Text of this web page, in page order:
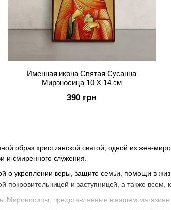
образ христианской святой, одной из жен-
и смиренного служения.
о укреплении веры, защите семьи, помощи в
покровительницей и заступницей, а также
Мироносицы, представленные в нашем магазине
Именная икона Святая Сусанна
Мироносица 10 Х 14 см
390 грн